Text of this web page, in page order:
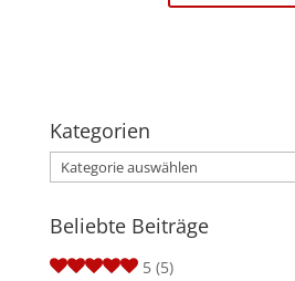
Kategorien
Kategorien
Beliebte Beiträge
5 (5)